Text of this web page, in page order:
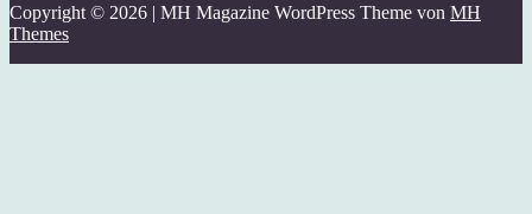
Copyright © 2026 | MH Magazine WordPress Theme von MH
Themes